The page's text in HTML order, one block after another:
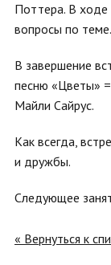
Поттера. В ходе
вопросы по теме.
В завершение
песню «Цветы»
Майли Сайрус.
Как всегда,
и дружбы.
Следующее
« Вернуться к